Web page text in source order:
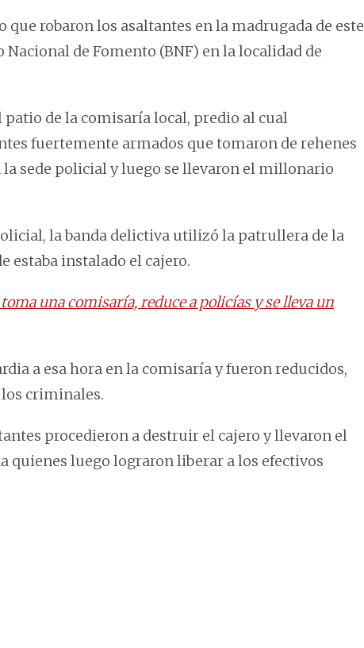
robaron los asaltantes en la madrugada de este
de Fomento (BNF) en la localidad de
de la comisaría local, predio al cual
fuertemente armados que tomaron de rehenes
sede policial y luego se llevaron el millonario
la banda delictiva utilizó la patrullera de la
estaba instalado el cajero.
una comisaría, reduce a policías y se lleva un
a esa hora en la comisaría y fueron reducidos,
los criminales.
procedieron a destruir el cajero y llevaron el
quienes luego lograron liberar a los efectivos